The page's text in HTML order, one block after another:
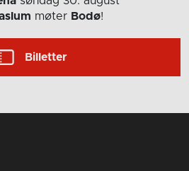
møter Bodø!
Billetter